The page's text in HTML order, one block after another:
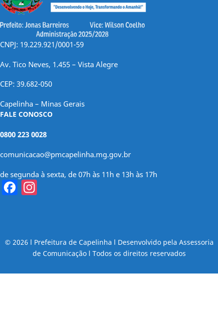
CNPJ: 19.229.921/0001-59
Av. Tico Neves, 1.455 – Vista Alegre
CEP: 39.682-050
Capelinha – Minas Gerais
FALE CONOSCO
0800 223 0028
comunicacao@pmcapelinha.mg.gov.br
de segunda à sexta, de 07h às 11h e 13h às 17h
Facebook
© 2026 l Prefeitura de Capelinha l Desenvolvido pela Assessoria
de Comunicação l Todos os direitos reservados